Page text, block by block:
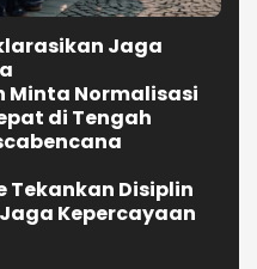
Jaga
Minta Normalisasi
di Tengah
Tekankan Disiplin
Kepercayaan